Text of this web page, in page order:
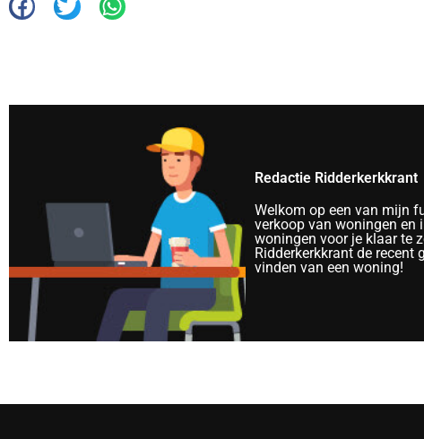
Redactie Ridderkerkkrant
Welkom op een van mijn
verkoop van woningen en
woningen voor je klaar te
Ridderkerkkrant de recent
vinden van een woning!